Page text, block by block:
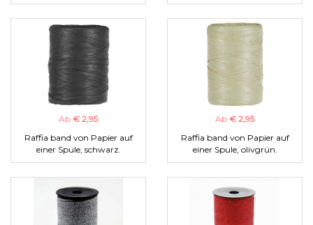
Ab € 2,95
Raffia band von Papier auf
einer Spule, schwarz.
Ab € 2,95
Raffia band von Papier auf
einer Spule, olivgrün.